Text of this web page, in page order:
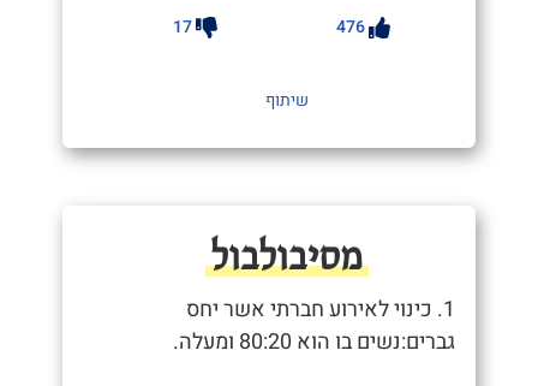
476
17
שיתוף
מסיבולבול
1. כינוי לאירוע חברתי אשר יחס
גברים:נשים בו הוא 80:20 ומעלה.